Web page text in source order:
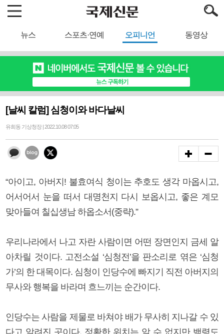
뉴스 스포츠·연예 오피니언 동영상
[날씨 칼럼] 심청이와 바다날씨
유희동 기상청장 | 2022.10.08 07:05
“아이고, 아버지! 불효여식 청이는 추호도 생각 마옵시고,
어서어서 눈을 떠서 대명천지 다시 보옵시고, 좋은 계모
맞아들여 칠십생남 하옵소서(중략).”
우리나라에서 나고 자란 사람이면 어떤 장면인지 금세 알
아차릴 것이다. 고전소설 ‘심청전’을 판소리로 엮은 ‘심청
가’의 한 대목이다. 심청이 인당수에 빠지기 직전 아버지의
무사와 행복을 바라며 흐느끼는 순간이다.
인당수는 사람을 제물로 바쳐야 배가 무사히 지나갈 수 있
다고 알려진 곳이다. 정확한 위치는 알 수 없지만 백령도